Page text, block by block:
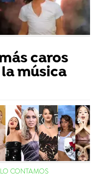
caros
música
CONTAMOS